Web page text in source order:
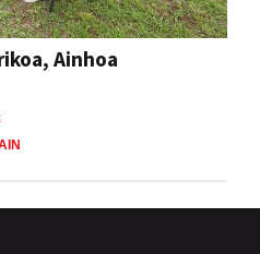
Ainhoa